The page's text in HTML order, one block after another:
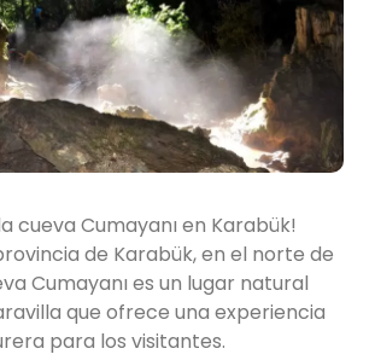
cueva Cumayanı en Karabük!
de Karabük, en el norte de
Cumayanı es un lugar natural
que ofrece una experiencia
para los visitantes.